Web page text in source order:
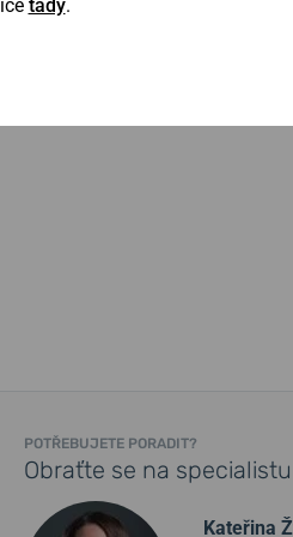
POTŘEBUJETE PORADIT?
Obraťte se na
Kateřina
tady.